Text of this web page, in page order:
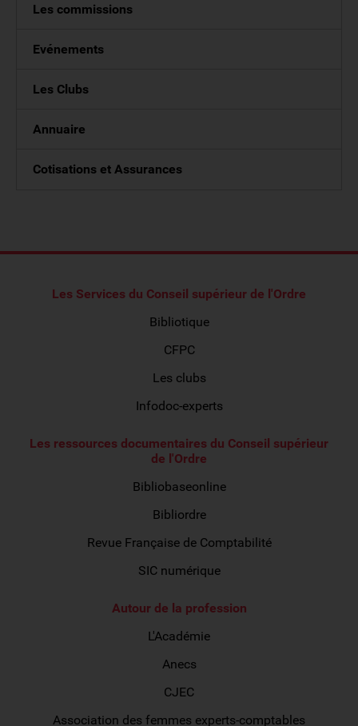
Les commissions
Evénements
Les Clubs
Annuaire
Cotisations et Assurances
Les Services du Conseil supérieur de l'Ordre
Bibliotique
CFPC
Les clubs
Infodoc-experts
Les ressources documentaires du Conseil supérieur
de l'Ordre
Bibliobaseonline
Bibliordre
Revue Française de Comptabilité
SIC numérique
Autour de la profession
L'Académie
Anecs
CJEC
Association des femmes experts-comptables